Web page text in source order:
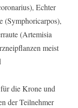
Echter
(Symphoricarpos),
(Artemisia
meist
die Krone und
der Teilnehmer